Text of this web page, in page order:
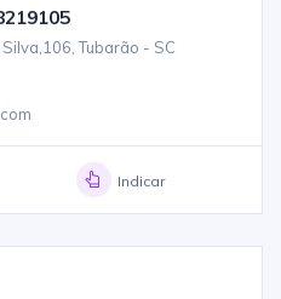
Tubarão - SC
Indicar